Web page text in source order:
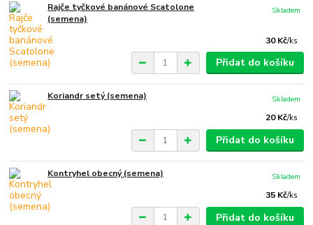
Rajče tyčkové banánové Scatolone
(semena)
30 Kč/ks
Skladem
Přidat do košíku
Koriandr setý (semena)
20 Kč/ks
Skladem
Přidat do košíku
Kontryhel obecný (semena)
35 Kč/ks
Skladem
Přidat do košíku